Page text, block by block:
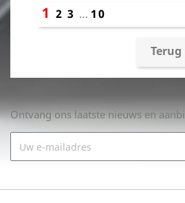
1 2 3 … 10
Ontvang ons laatste nieuws en